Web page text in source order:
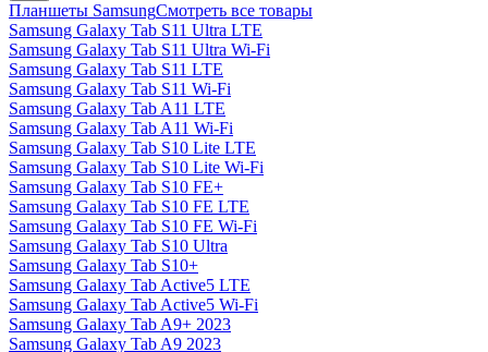
Планшеты SamsungСмотреть все товары
Samsung Galaxy Tab S11 Ultra LTE
Samsung Galaxy Tab S11 Ultra Wi-Fi
Samsung Galaxy Tab S11 LTE
Samsung Galaxy Tab S11 Wi-Fi
Samsung Galaxy Tab A11 LTE
Samsung Galaxy Tab A11 Wi-Fi
Samsung Galaxy Tab S10 Lite LTE
Samsung Galaxy Tab S10 Lite Wi-Fi
Samsung Galaxy Tab S10 FE+
Samsung Galaxy Tab S10 FE LTE
Samsung Galaxy Tab S10 FE Wi-Fi
Samsung Galaxy Tab S10 Ultra
Samsung Galaxy Tab S10+
Samsung Galaxy Tab Active5 LTE
Samsung Galaxy Tab Active5 Wi-Fi
Samsung Galaxy Tab A9+ 2023
Samsung Galaxy Tab A9 2023